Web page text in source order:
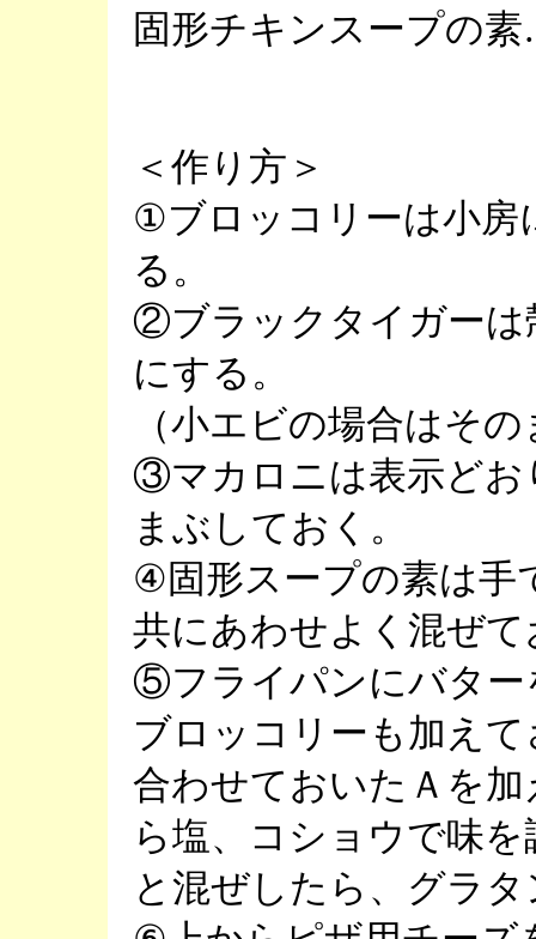
固形チキンスープの
＜作り方＞
①ブロッコリーは小房
る。
②ブラックタイガーは
にする。
（小エビの場合はそ
③マカロニは表示どお
まぶしておく。
④固形スープの素は手
共にあわせよく混ぜて
⑤フライパンにバター
ブロッコリーも加え
合わせておいたＡを
ら塩、コショウで味
と混ぜしたら、グラ